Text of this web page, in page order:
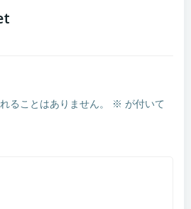
ることはありません。 ※ が付いて